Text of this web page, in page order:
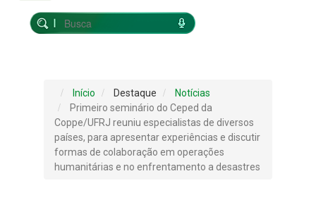
Início Destaque
Notícias
Primeiro seminário do Ceped da
Coppe/UFRJ reuniu especialistas de diversos
países, para apresentar experiências e discutir
formas de colaboração em operações
humanitárias e no enfrentamento a desastres